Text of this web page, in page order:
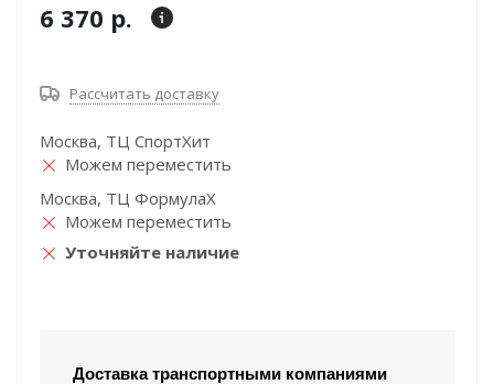
6 370 р.
Рассчитать доставку
Москва, ТЦ СпортХит
Можем переместить
Москва, ТЦ ФормулаХ
Можем переместить
Уточняйте наличие
Доставка транспортными компаниями